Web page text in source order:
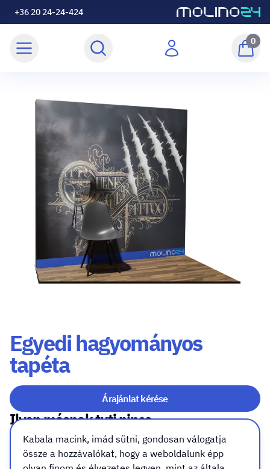
+36 20 24-24-424
0
Egyedi hagyományos
tapéta
Árajánlat kérése
Ilyen másnak tuti nincs
Hagyományos, tapétaragasztóval felhelyezhető
tapéta
Kabala macink, imád sütni, gondosan válogatja
össze a hozzávalókat, hogy a weboldalunk épp